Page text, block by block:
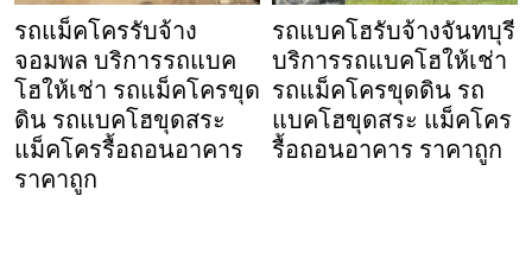
รถแม็คโครรับจ้าง
จอมพล บริการรถแบค
โฮให้เช่า รถแม็คโครขุด
ดิน รถแบคโฮขุดสระ
แม็คโครรื้อถอนอาคาร
ราคาถูก
รถแบคโฮรับจ้างจันทบุรี
บริการรถแบคโฮให้เช่า
รถแม็คโครขุดดิน รถ
แบคโฮขุดสระ แม็คโคร
รื้อถอนอาคาร ราคาถูก